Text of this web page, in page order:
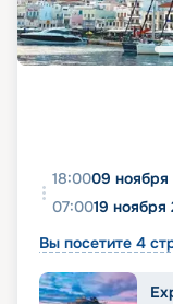
18:0009 ноября
07:0019 ноября
Вы посетите 4